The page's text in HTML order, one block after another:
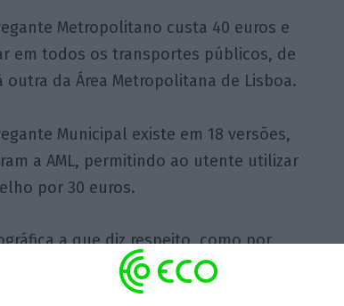
Metropolitano custa 40 euros e
em todos os transportes públicos, de
outra da Área Metropolitana de Lisboa.
Municipal existe em 18 versões,
a AML, permitindo ao utente utilizar
por 30 euros.
a que diz respeito, como por
ou Navegante Vila Franca de Xira